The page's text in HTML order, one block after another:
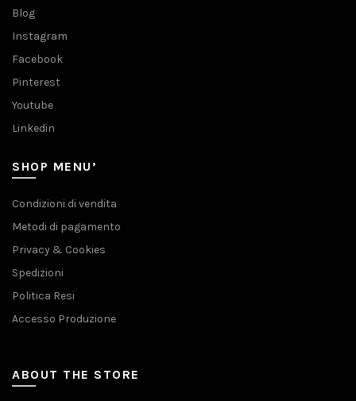
Blog
Instagram
Facebook
Pinterest
Youtube
Linkedin
SHOP MENU’
Condizioni di vendita
Metodi di pagamento
Privacy & Cookies
Spedizioni
Politica Resi
Accesso Produzione
ABOUT THE STORE